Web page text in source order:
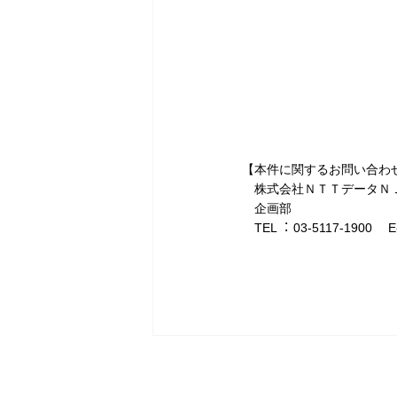
【本件に関するお問い合わ
株式会社ＮＴＴデータＮ
企画部
TEL︓ 03-5117-1900